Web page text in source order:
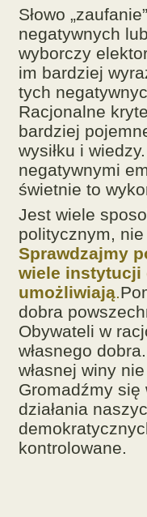
Słowo
negatywnych
wyborczy
im bardziej
tych
Racjonalne
bardziej
wysiłku i
negatywnymi
świetnie to
Jest wiele
politycznym,
Sprawdzajmy
wiele instytucji
umożliwiają.
dobra
Obywateli w
własnego
własnej winy
Gromadźmy się
działania
kontrolowane.